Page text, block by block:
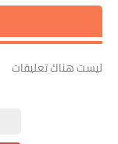
ليست هناك تعليقات